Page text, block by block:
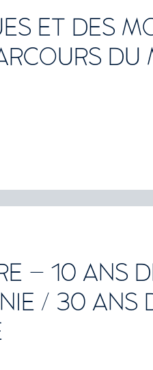
ET DES
DU
– 10 ANS
/ 30 ANS